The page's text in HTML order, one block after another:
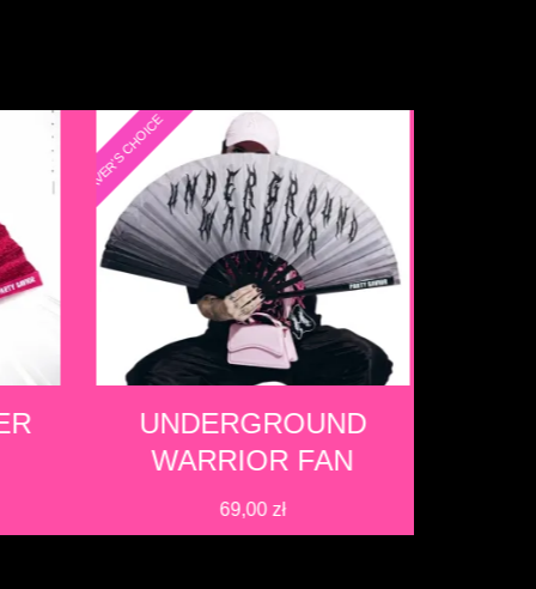
RAVER'S CHOICE
UNDERGROUND
WARRIOR FAN
69,00 zł